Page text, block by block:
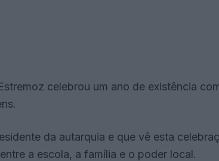
celebrou um ano de existência
da autarquia e que vê esta
a escola, a família e o poder local.